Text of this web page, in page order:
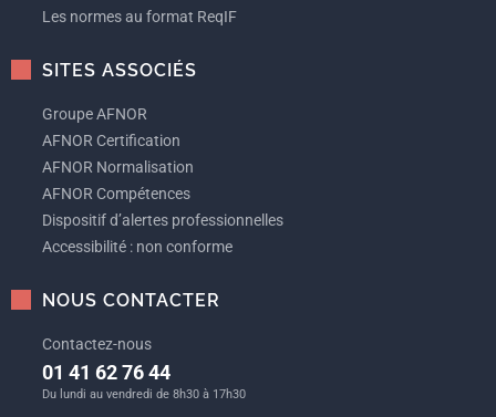
Les normes au format ReqIF
SITES ASSOCIÉS
Groupe AFNOR
AFNOR Certification
AFNOR Normalisation
AFNOR Compétences
Dispositif d’alertes professionnelles
Accessibilité : non conforme
NOUS CONTACTER
Contactez-nous
01 41 62 76 44
Du lundi au vendredi de 8h30 à 17h30